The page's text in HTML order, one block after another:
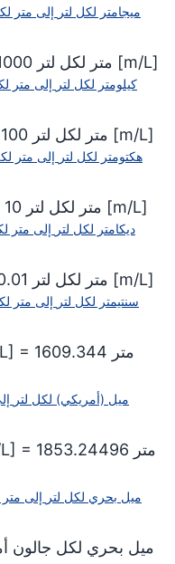
(0.236588)
(0.284131)
متر لكل أونصة سائلة
(0.029574)
لتر لكل
(L/m) (1)
جالون أمريكي لكل
(0.002352)
جالون بريطاني لكل
(0.002825)
(0.000028)
ميجامتر لكل لتر إلى متر
متر لكل لتر [m/L]
كيلومتر لكل لتر إلى متر
100 متر لكل لتر [m/L]
هكتومتر لكل لتر إلى متر
10 متر لكل لتر [m/L]
ديكامتر لكل لتر إلى متر
متر لكل لتر [m/L]
سنتيمتر لكل لتر إلى متر
] = 1609.344 متر
ميل (أمريكي) لكل لتر
] = 1853.24496 متر
ميل بحري لكل لتر إلى متر
ميل بحري لكل جالون